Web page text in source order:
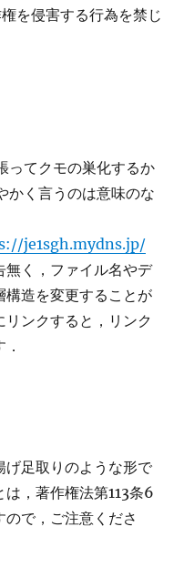
を侵害する行為を禁じ
ってクモの巣化するか
かく言うのは意味のな
je1sgh.mydns.jp/
無く，ファイル名やデ
構造を変更することが
ンクすると，リンク
げ足取りのような形で
，著作権法第113条6
で，ご注意くださ